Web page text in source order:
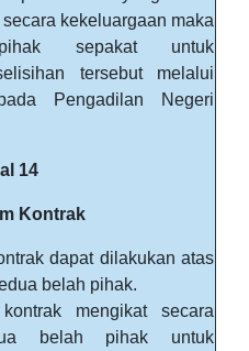
kekeluargaan maka
sepakat untuk
tersebut melalui
Pengadilan Negeri
14
Kontrak
dapat dilakukan atas
belah pihak.
mengikat secara
belah pihak untuk